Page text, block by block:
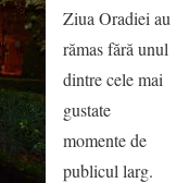
Ziua Oradiei au
rămas fără unul
dintre cele mai
gustate
momente de
publicul larg.